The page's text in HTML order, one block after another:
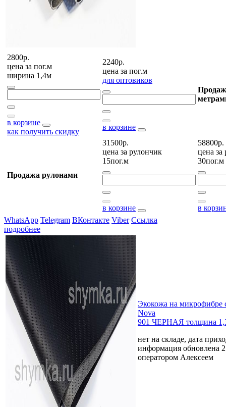
2800р.
цена за пог.м
ширина 1,4м
в корзине
как получить скидку
2240р.
цена за пог.м
для оптовиков
в корзине
Продажа рулонами
31500р.
цена за рулончик
15пог.м
в корзине
58800р.
цена за
30пог.м
в
WhatsApp Telegram ВКонтакте Viber Ссылка
подробнее
Экокожа на микрофибре
Nova
901 ЧЕРНАЯ толщина
нет на складе, дата
информация обновлена
оператором Алексеем